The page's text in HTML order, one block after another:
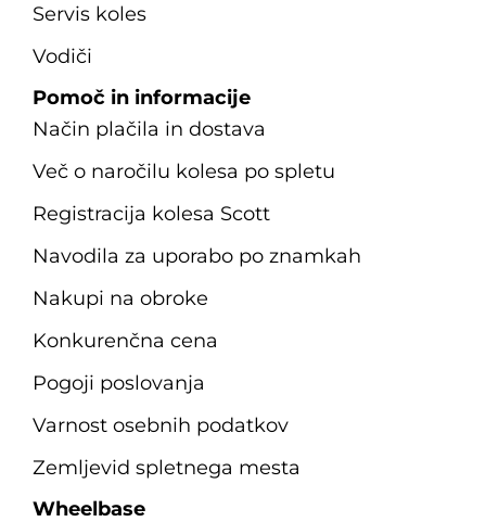
Servis koles
Vodiči
Pomoč in informacije
Način plačila in dostava
Več o naročilu kolesa po spletu
Registracija kolesa Scott
Navodila za uporabo po znamkah
Nakupi na obroke
Konkurenčna cena
Pogoji poslovanja
Varnost osebnih podatkov
Zemljevid spletnega mesta
Wheelbase